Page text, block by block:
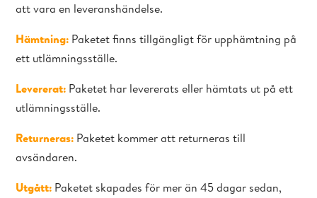
att vara en leveranshändelse.
Hämtning: Paketet finns tillgängligt för upphämtning på
ett utlämningsställe.
Levererat: Paketet har levererats eller hämtats ut på ett
utlämningsställe.
Returneras: Paketet kommer att returneras till
avsändaren.
Utgått: Paketet skapades för mer än 45 dagar sedan,